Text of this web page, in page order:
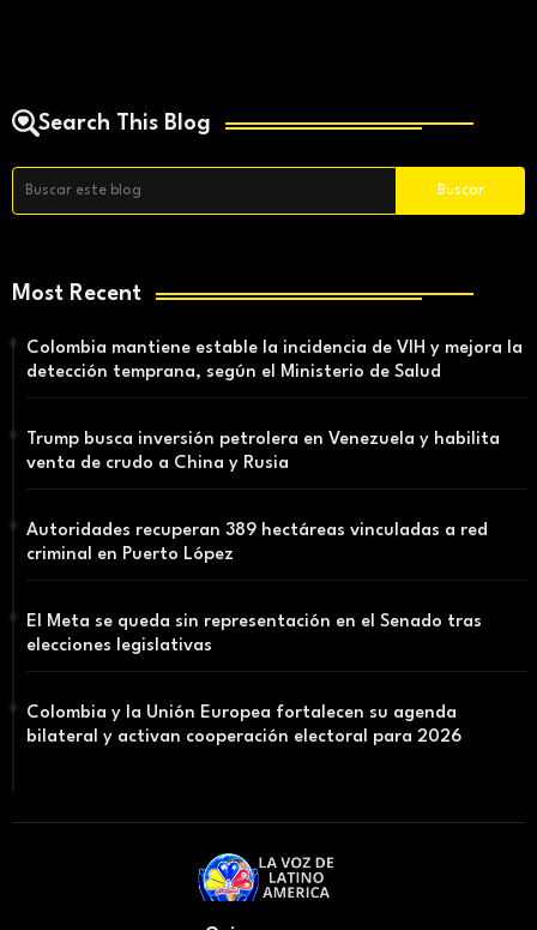
Search This Blog
Most Recent
Colombia mantiene estable la incidencia de VIH y mejora la
detección temprana, según el Ministerio de Salud
Trump busca inversión petrolera en Venezuela y habilita
venta de crudo a China y Rusia
Autoridades recuperan 389 hectáreas vinculadas a red
criminal en Puerto López
El Meta se queda sin representación en el Senado tras
elecciones legislativas
Colombia y la Unión Europea fortalecen su agenda
bilateral y activan cooperación electoral para 2026